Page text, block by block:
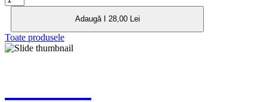
Adaugă I 28,00 Lei
Toate produsele